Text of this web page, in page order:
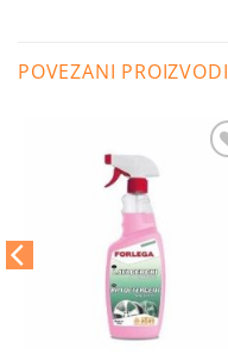
POVEZANI PROIZVODI